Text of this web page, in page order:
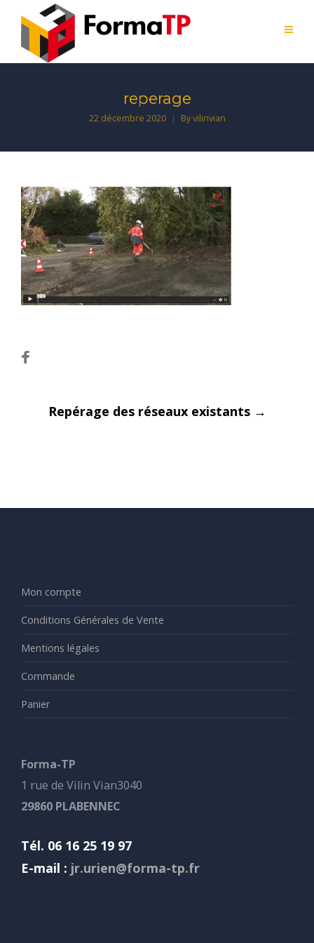
reperage
22 décembre 2020 Byvilinvian
Post
navigation
Repérage des réseaux existants →
Mon compte
Conditions Générales de Vente
Mentions légales
Commande
Panier
Forma-TP
1 rue de Vilin Vian3040
29860 PLABENNEC
Tél. 06 16 25 19 97
E-mail : jr.urien@forma-tp.fr